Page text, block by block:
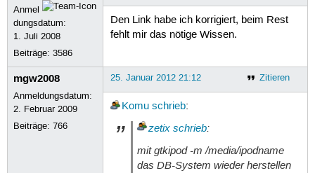
Anmel
dungsdatum:
1. Juli 2008
Beiträge:3586
Den Link habe ich korrigiert, beim Rest
fehlt mir das nötige Wissen.
mgw2008
Anmeldungsdatum:
2. Februar 2009
Beiträge:766
Zitieren
25. Januar 2012 21:12
Komu schrieb:
zetix schrieb:
mit gtkipod -m /media/ipodname
das DB-System wieder herstellen